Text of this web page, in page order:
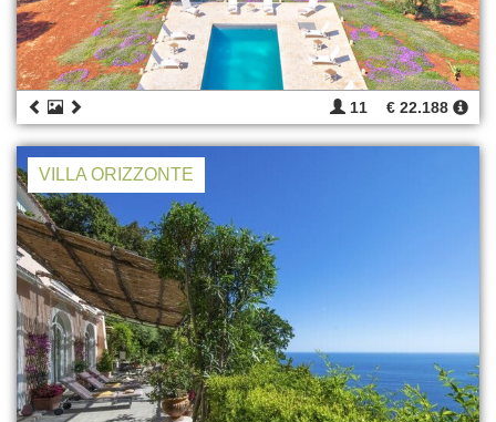
11 € 22.188
VILLA ORIZZONTE